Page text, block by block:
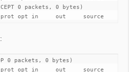
0 packets, 0 bytes)
prot opt in     out     source
0 packets, 0 bytes)
prot opt in     out     source